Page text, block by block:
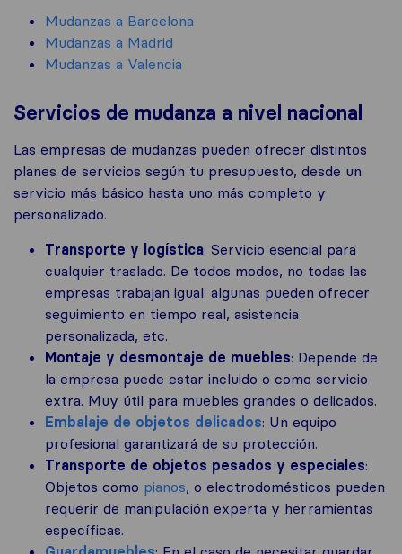
Mudanzas a Barcelona
Mudanzas a Madrid
Mudanzas a Valencia
Servicios de mudanza a nivel nacional
Las empresas de mudanzas pueden ofrecer distintos
planes de servicios según tu presupuesto, desde un
servicio más básico hasta uno más completo y
personalizado.
Transporte y logística: Servicio esencial para
cualquier traslado. De todos modos, no todas las
empresas trabajan igual: algunas pueden ofrecer
seguimiento en tiempo real, asistencia
personalizada, etc.
Montaje y desmontaje de muebles: Depende de
la empresa puede estar incluido o como servicio
extra. Muy útil para muebles grandes o delicados.
Embalaje de objetos delicados: Un equipo
profesional garantizará de su protección.
Transporte de objetos pesados y especiales:
Objetos como pianos, o electrodomésticos pueden
requerir de manipulación experta y herramientas
específicas.